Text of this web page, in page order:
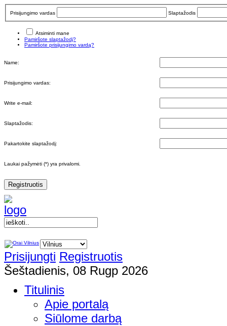
Prisijungimo vardas Slaptažodis
Atsiminti mane
Pamiršote slaptažodį?
Pamiršote prisijungimo vardą?
Name:
Prisijungimo vardas:
Write e-mail:
Slaptažodis:
Pakartokite slaptažodį:
Laukai pažymėti (*) yra privalomi.
Registruotis
Prisijungti Registruotis
Šeštadienis, 08 Rugp 2026
Titulinis
Apie portalą
Siūlome darbą